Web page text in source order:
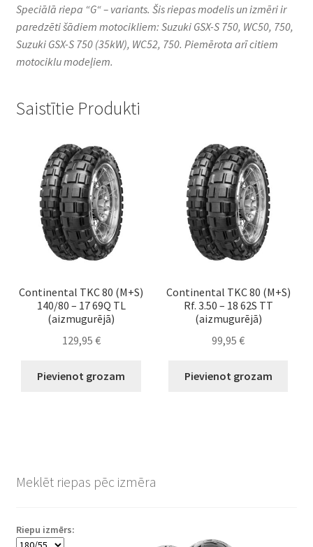
Speciālā riepa “G“ – variants. Šis riepas modelis un izmēri ir
paredzēti šādiem motocikliem: Suzuki GSX-S 750, WC50, 750,
Suzuki GSX-S 750 (35kW), WC52, 750. Piemērota arī citiem
motociklu modeļiem.
Saistītie Produkti
Continental TKC 80 (M+S)
140/80 – 17 69Q TL
(aizmugurējā)
129,95 €
Pievienot grozam
Continental TKC 80 (M+S)
Rf. 3.50 – 18 62S TT
(aizmugurējā)
99,95€
Pievienot grozam
Meklēt riepas pēc izmēra
Riepu izmērs: